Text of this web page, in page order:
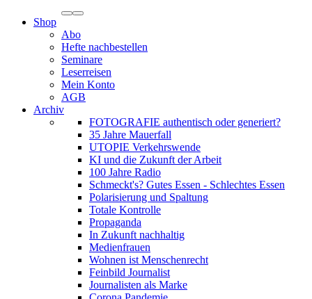
Shop
Abo
Hefte nachbestellen
Seminare
Leserreisen
Mein Konto
AGB
Archiv
FOTOGRAFIE authentisch oder generiert?
35 Jahre Mauerfall
UTOPIE Verkehrswende
KI und die Zukunft der Arbeit
100 Jahre Radio
Schmeckt's? Gutes Essen - Schlechtes Essen
Polarisierung und Spaltung
Totale Kontrolle
Propaganda
In Zukunft nachhaltig
Medienfrauen
Wohnen ist Menschenrecht
Feinbild Journalist
Journalisten als Marke